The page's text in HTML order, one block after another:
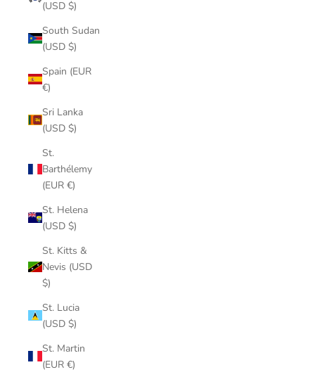
(USD $)
South Sudan
(USD $)
Spain (EUR
€)
Sri Lanka
(USD $)
St.
Barthélemy
(EUR €)
St. Helena
(USD $)
St. Kitts &
Nevis (USD
$)
St. Lucia
(USD $)
St. Martin
(EUR €)